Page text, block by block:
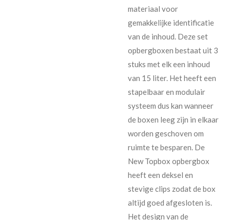
materiaal voor
gemakkelijke identificatie
van de inhoud. Deze set
opbergboxen bestaat uit 3
stuks met elk een inhoud
van 15 liter. Het heeft een
stapelbaar en modulair
systeem dus kan wanneer
de boxen leeg zijn in elkaar
worden geschoven om
ruimte te besparen. De
New Topbox opbergbox
heeft een deksel en
stevige clips zodat de box
altijd goed afgesloten is.
Het design van de